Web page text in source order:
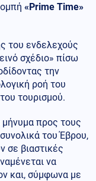
«Prime Time»
του ενδελεχούς
σχέδιο» πίσω
την
ροή του
τουρισμού.
προς τους
του Έβρου,
σε βιαστικές
να
και, σύμφωνα με